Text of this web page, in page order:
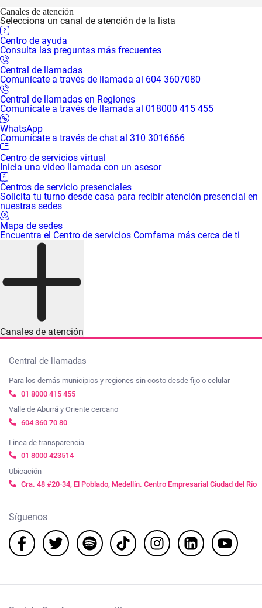
Canales de atención
Selecciona un canal de atención de la lista
Centro de ayuda
Consulta las preguntas más frecuentes
Central de llamadas
Comunícate a través de llamada al 604 3607080
Central de llamadas en Regiones
Comunícate a través de llamada al 018000 415 455
WhatsApp
Comunícate a través de chat al 310 3016666
Centro de servicios virtual
Inicia una video llamada con un asesor
Centros de servicio presenciales
Solicita tu turno desde casa para recibir atención presencial en
nuestras sedes
Mapa de sedes
Encuentra el Centro de servicios Comfama más cerca de ti
Canales de atención
Central de llamadas
Para los demás municipios y regiones sin costo desde fijo o celular
01 8000 415 455
Valle de Aburrá y Oriente cercano
604 360 70 80
Linea de transparencia
01 8000 423514
Ubicación
Cra. 48 #20-34, El Poblado, Medellín. Centro Empresarial Ciudad del Río
Síguenos